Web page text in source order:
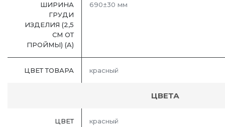
ШИРИНА
ГРУДИ
ИЗДЕЛИЯ (2,5
СМ ОТ
ПРОЙМЫ) (A)
690±30 мм
ЦВЕТ ТОВАРА красный
ЦВЕТА
ЦВЕТ красный